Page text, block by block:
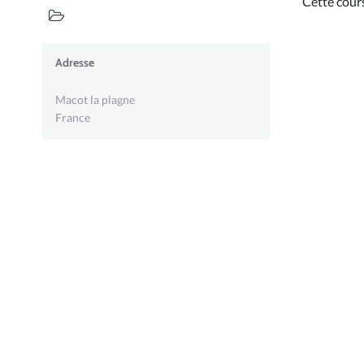
Adresse
Macot la plagne
France